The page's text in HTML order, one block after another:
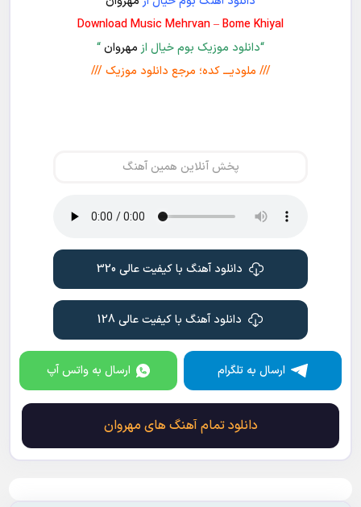
Download Music Mehrvan – Bome Khiyal
“دانلود موزیک بوم خیال از مهروان“
/// ملودیـــ کده؛ مرجع دانلود موزیک ///
پخش آنلاین همین آهنگ
دانلود آهنگ با کیفیت عالی 320
دانلود آهنگ با کیفیت عالی 128
ارسال به تلگرام ارسال به واتس آپ
دانلود تمام آهنگ های مهروان